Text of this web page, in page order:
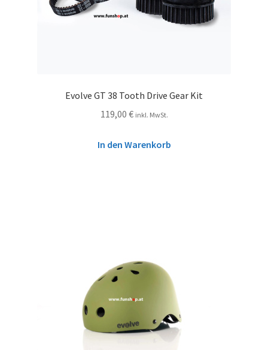
Evolve GT 38 Tooth Drive Gear Kit
119,00 € inkl. MwSt.
In den Warenkorb